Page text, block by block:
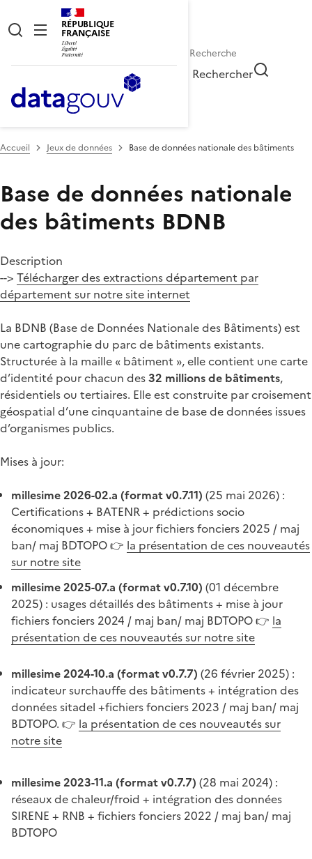
RÉPUBLIQUE
FRANÇAISE
Rechercher
Accueil Jeux de données Base de données nationale des bâtiments
Base de données nationale
des bâtiments BDNB
Description
--> Télécharger des extractions département par
département sur notre site internet
La BDNB (Base de Données Nationale des Bâtiments) est
une cartographie du parc de bâtiments existants.
Structurée à la maille « bâtiment », elle contient une carte
d’identité pour chacun des32 millions de bâtiments,
résidentiels ou tertiaires. Elle est construite par croisement
géospatial d’une cinquantaine de base de données issues
d’organismes publics.
Mises à jour:
millesime 2026-02.a (format v0.7.11) (25 mai 2026) :
Certifications + BATENR + prédictions socio
économiques + mise à jour fichiers fonciers 2025 / maj
ban/ maj BDTOPO 👉 la présentation de ces nouveautés
sur notre site
millesime 2025-07.a (format v0.7.10) (01 décembre
2025) : usages détaillés des bâtiments + mise à jour
fichiers fonciers 2024 / maj ban/ maj BDTOPO 👉 la
présentation de ces nouveautés sur notre site
millesime 2024-10.a (format v0.7.7) (26 février 2025) :
indicateur surchauffe des bâtiments + intégration des
données sitadel +fichiers fonciers 2023 / maj ban/ maj
BDTOPO. 👉 la présentation de ces nouveautés sur
notre site
millesime 2023-11.a (format v0.7.7) (28 mai 2024) :
réseaux de chaleur/froid + intégration des données
SIRENE + RNB + fichiers fonciers 2022 / maj ban/ maj
BDTOPO